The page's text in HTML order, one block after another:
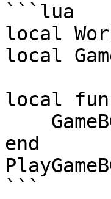
```lua
local
local
local
end
```